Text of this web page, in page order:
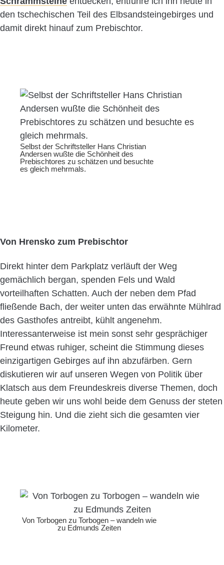
den tschechischen Teil des Elbsandsteingebirges und
damit direkt hinauf zum Prebischtor.
Selbst der Schriftsteller Hans Christian
Andersen wußte die Schönheit des
Prebischtores zu schätzen und besuchte
es gleich mehrmals.
Von Hrensko zum Prebischtor
Direkt hinter dem Parkplatz verläuft der Weg
gemächlich bergan, spenden Fels und Wald
vorteilhaften Schatten. Auch der neben dem Pfad
fließende Bach, der weiter unten das erwähnte Mühlrad
des Gasthofes antreibt, kühlt angenehm.
Interessanterweise ist mein sonst sehr gesprächiger
Freund etwas ruhiger, scheint die Stimmung dieses
einzigartigen Gebirges auf ihn abzufärben. Gern
diskutieren wir auf unseren Wegen von Politik über
Klatsch aus dem Freundeskreis diverse Themen, doch
heute geben wir uns wohl beide dem Genuss der steten
Steigung hin. Und die zieht sich die gesamten vier
Kilometer.
Von Torbogen zu Torbogen – wandeln wie
zu Edmunds Zeiten